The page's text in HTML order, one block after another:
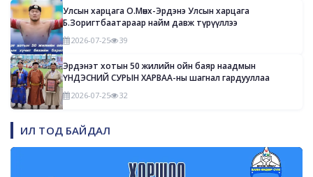
Улсын харцага О.Мөнх-Эрдэнэ Улсын харцага
Б.Зоригтбаатараар найм давж түрүүллээ
2026-07-25 39
Эрдэнэт хотын 50 жилийн ойн баяр наадмын
ҮНДЭСНИЙ СУРЫН ХАРВАА-ны шагнал гардууллаа
2026-07-25 32
ИЛ ТОД БАЙДАЛ